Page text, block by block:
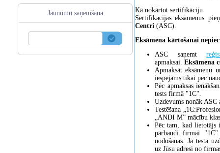
Jaunumu saņemšana
Kā nokārtot sertifikāciju
Sertifikācijas eksāmenus
Centri (ASC).
Eksāmena kārtošanai
ASC saņemt
apmaksai. Eksāmena
Apmaksāt eksāmenu
iespējams tikai pēc
Pēc apmaksas
tests firmā "1C".
Uzdevums nonāk ASC
Testēšana
„ANDI M” mācību
Pēc tam, kad lietotājs
pārbaudi firmai
nodošanas. Ja testa
uz Jūsu adresi no